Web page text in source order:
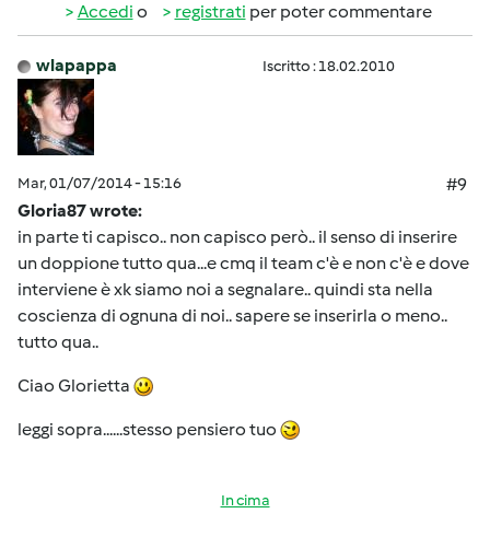
Accedi o registrati per poter commentare
wlapappa Iscritto : 18.02.2010
Mar, 01/07/2014 - 15:16
#9
Gloria87 wrote:
in parte ti capisco.. non capisco però.. il senso di inserire
un doppione tutto qua...e cmq il team c'è e non c'è e dove
interviene è xk siamo noi a segnalare.. quindi sta nella
coscienza di ognuna di noi.. sapere se inserirla o meno..
tutto qua..
Ciao Glorietta
leggi sopra......stesso pensiero tuo
In cima